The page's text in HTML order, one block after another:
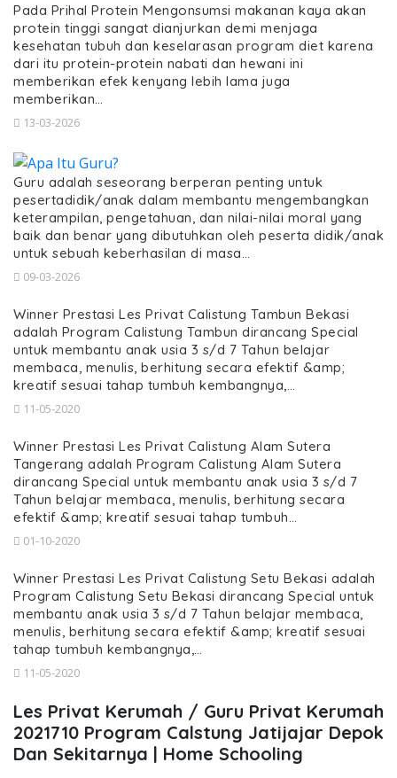
Pada Prihal Protein Mengonsumsi makanan kaya akan
protein tinggi sangat dianjurkan demi menjaga
kesehatan tubuh dan keselarasan program diet karena
dari itu protein-protein nabati dan hewani ini
memberikan efek kenyang lebih lama juga
memberikan…
13-03-2026
Guru adalah seseorang berperan penting untuk
pesertadidik/anak dalam membantu mengembangkan
keterampilan, pengetahuan, dan nilai-nilai moral yang
baik dan benar yang dibutuhkan oleh peserta didik/anak
untuk sebuah keberhasilan di masa…
09-03-2026
Winner Prestasi Les Privat Calistung Tambun Bekasi
adalah Program Calistung Tambun dirancang Special
untuk membantu anak usia 3 s/d 7 Tahun belajar
membaca, menulis, berhitung secara efektif &amp;
kreatif sesuai tahap tumbuh kembangnya,…
11-05-2020
Winner Prestasi Les Privat Calistung Alam Sutera
Tangerang adalah Program Calistung Alam Sutera
dirancang Special untuk membantu anak usia 3 s/d 7
Tahun belajar membaca, menulis, berhitung secara
efektif &amp; kreatif sesuai tahap tumbuh…
01-10-2020
Winner Prestasi Les Privat Calistung Setu Bekasi adalah
Program Calistung Setu Bekasi dirancang Special untuk
membantu anak usia 3 s/d 7 Tahun belajar membaca,
menulis, berhitung secara efektif &amp; kreatif sesuai
tahap tumbuh kembangnya,…
11-05-2020
Les Privat Kerumah / Guru Privat Kerumah
2021710 Program Calstung Jatijajar Depok
Dan Sekitarnya | Home Schooling